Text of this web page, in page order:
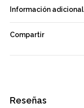
Información adicional
Compartir
Reseñas